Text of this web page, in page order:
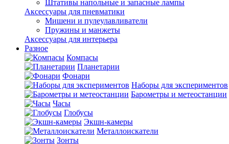
Штативы напольные и запасные лампы
Аксессуары для пневматики
Мишени и пулеулавливатели
Пружины и манжеты
Аксессуары для интерьера
Разное
Компасы
Планетарии
Фонари
Наборы для экспериментов
Барометры и метеостанции
Часы
Глобусы
Экшн-камеры
Металлоискатели
Зонты